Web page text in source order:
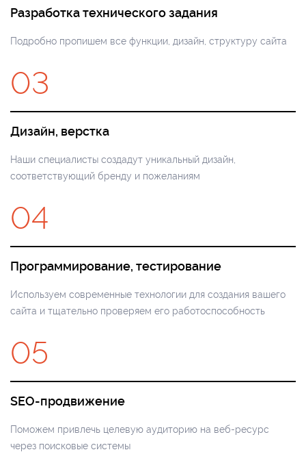
Разработка технического задания
Подробно пропишем все функции, дизайн, структуру сайта
03
Дизайн, верстка
Наши специалисты создадут уникальный дизайн,
соответствующий бренду и пожеланиям
04
Программирование, тестирование
Используем современные технологии для создания вашего
сайта и тщательно проверяем его работоспособность
05
SEO-продвижение
Поможем привлечь целевую аудиторию на веб-ресурс
через поисковые системы